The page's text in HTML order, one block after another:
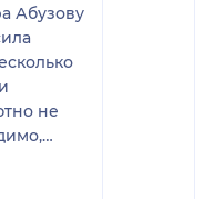
Абузову
не